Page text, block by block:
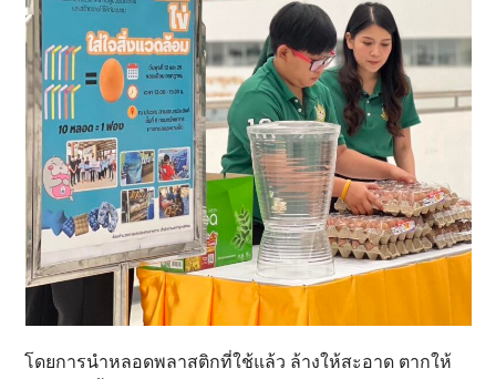
โดยการนำหลอดพลาสติกที่ใช้แล้ว ล้างให้สะอาด ตากให้